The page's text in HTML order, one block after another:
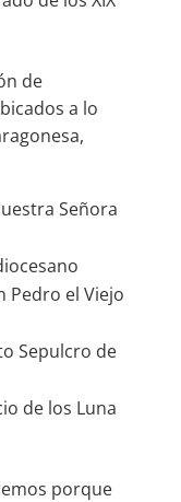
de
a lo
Señora
Pedro el Viejo
Sepulcro de
de los Luna
porque